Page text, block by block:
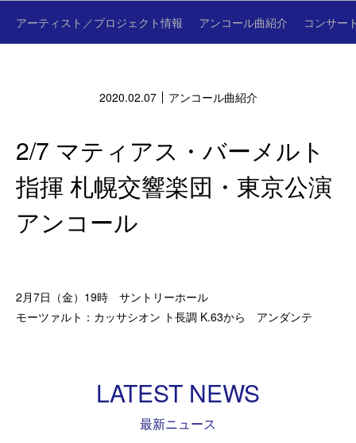
アーティスト／プロジェクト情報 アンコール曲紹介 コンサー
2020.02.07 アンコール曲紹介
2/7 マティアス・バーメルト
指揮 札幌交響楽団・東京公演
アンコール
2月7日（金）19時 サントリーホール
モーツァルト：カッサシオン ト長調 K.63から アンダンテ
LATEST NEWS
最新ニュース